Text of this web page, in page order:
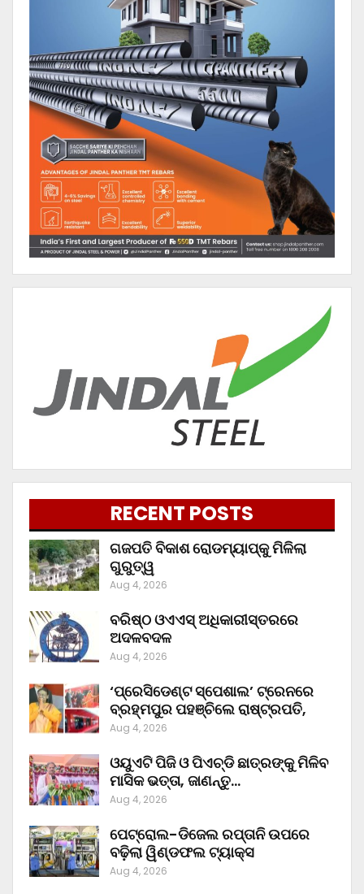
RECENT POSTS
ଗଜପତି ବିକାଶ ରୋଡମ୍ୟାପ୍‌କୁ ମିଳିଲା
ଗୁରୁତ୍ୱ
Aug 4, 2026
ବରିଷ୍ଠ ଓଏଏସ୍‌ ଅଧିକାରୀସ୍ତରରେ
ଅଦଳବଦଳ
Aug 4, 2026
‘ପ୍ରେସିଡେଣ୍ଟ ସ୍ପେଶାଲ’ ଟ୍ରେନରେ
ବ୍ରହ୍ମପୁର ପହଞ୍ଚିଲେ ରାଷ୍ଟ୍ରପତି,
Aug 4, 2026
ଓୟୁଏଟି ପିଜି ଓ ପିଏଚ୍‌ଡି ଛାତ୍ରଙ୍କୁ ମିଳିବ
ମାସିକ ଭତ୍ତା, ଜାଣନ୍ତୁ…
Aug 4, 2026
ପେଟ୍ରୋଲ-ଡିଜେଲ ରପ୍ତାନି ଉପରେ
ବଢ଼ିଲା ୱିଣ୍ଡଫଲ ଟ୍ୟାକ୍ସ
Aug 4, 2026